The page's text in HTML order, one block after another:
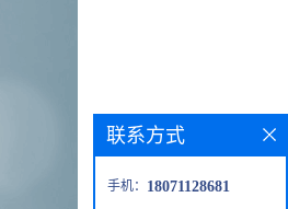
联系方式
手机： 18071128681